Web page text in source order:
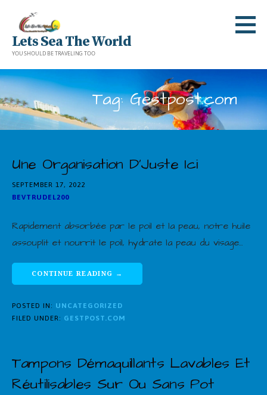
content
Lets Sea The World
YOU SHOULD BE TRAVELING TOO
Tag: Gestpost.com
Une Organisation D’Juste Ici
SEPTEMBER 17, 2022
BEVTRUDEL200
Rapidement absorbée par le poil et la peau, notre huile
assouplit et nourrit le poil, hydrate la peau du visage…
CONTINUE READING →
POSTED IN: UNCATEGORIZED
FILED UNDER: GESTPOST.COM
Tampons Démaquillants Lavables Et
Réutilisables Sur Ou Sans Pot